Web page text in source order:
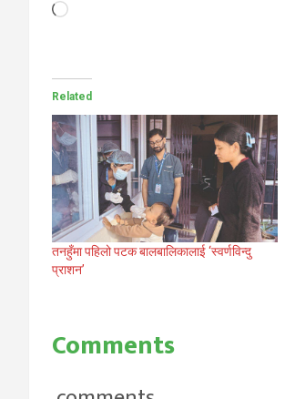
Loading…
Related
तनहुँमा पहिलो पटक बालबालिकालाई ‘स्वर्णविन्दु
प्राशन’
Comments